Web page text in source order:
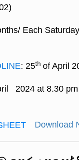
Each
: 25th of April
2024 at 8.30
Download